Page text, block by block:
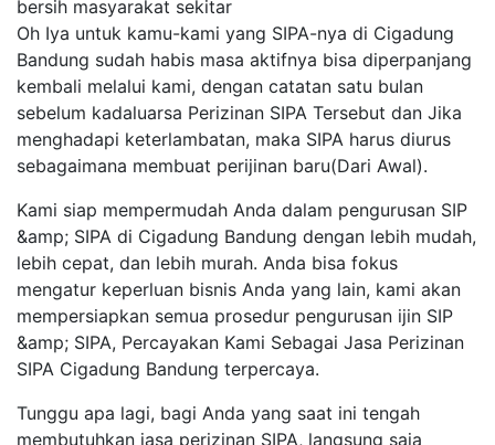
bersih masyarakat sekitar
Oh Iya untuk kamu-kami yang SIPA-nya di Cigadung
Bandung sudah habis masa aktifnya bisa diperpanjang
kembali melalui kami, dengan catatan satu bulan
sebelum kadaluarsa Perizinan SIPA Tersebut dan Jika
menghadapi keterlambatan, maka SIPA harus diurus
sebagaimana membuat perijinan baru(Dari Awal).
Kami siap mempermudah Anda dalam pengurusan SIP
&amp; SIPA di Cigadung Bandung dengan lebih mudah,
lebih cepat, dan lebih murah. Anda bisa fokus
mengatur keperluan bisnis Anda yang lain, kami akan
mempersiapkan semua prosedur pengurusan ijin SIP
&amp; SIPA, Percayakan Kami Sebagai Jasa Perizinan
SIPA Cigadung Bandung terpercaya.
Tunggu apa lagi, bagi Anda yang saat ini tengah
membutuhkan jasa perizinan SIPA, langsung saja